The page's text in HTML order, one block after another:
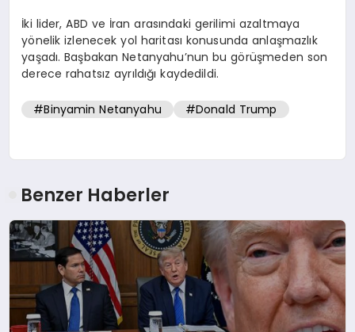
İki lider, ABD ve İran arasındaki gerilimi azaltmaya
yönelik izlenecek yol haritası konusunda anlaşmazlık
yaşadı. Başbakan Netanyahu’nun bu görüşmeden son
derece rahatsız ayrıldığı kaydedildi.
#Binyamin Netanyahu #Donald Trump
Benzer Haberler